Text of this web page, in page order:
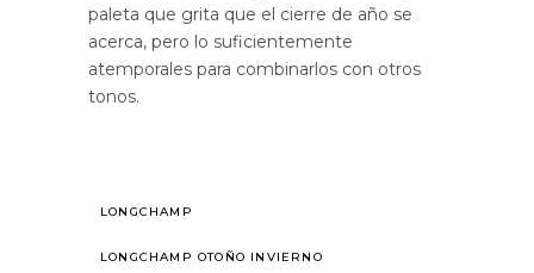
paleta que grita que el cierre de año se
acerca, pero lo suficientemente
atemporales para combinarlos con otros
tonos.
LONGCHAMP
LONGCHAMP OTOÑO INVIERNO